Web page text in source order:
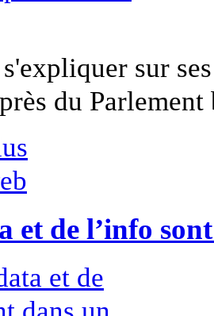
s'expliquer sur
du
et de l’info